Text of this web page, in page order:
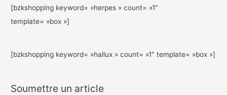
[bzkshopping keyword= »herpes » count= »1″
template= »box »]
[bzkshopping keyword= »hallux » count= »1″ template= »box »]
Soumettre un article